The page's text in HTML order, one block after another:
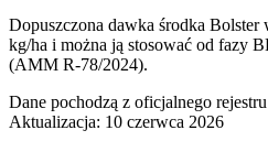
Dopuszczona dawka środka
kg/ha i można ją stosować od fazy
(AMM R-78/2024).
Dane pochodzą z oficjalnego
Aktualizacja: 10 czerwca 2026